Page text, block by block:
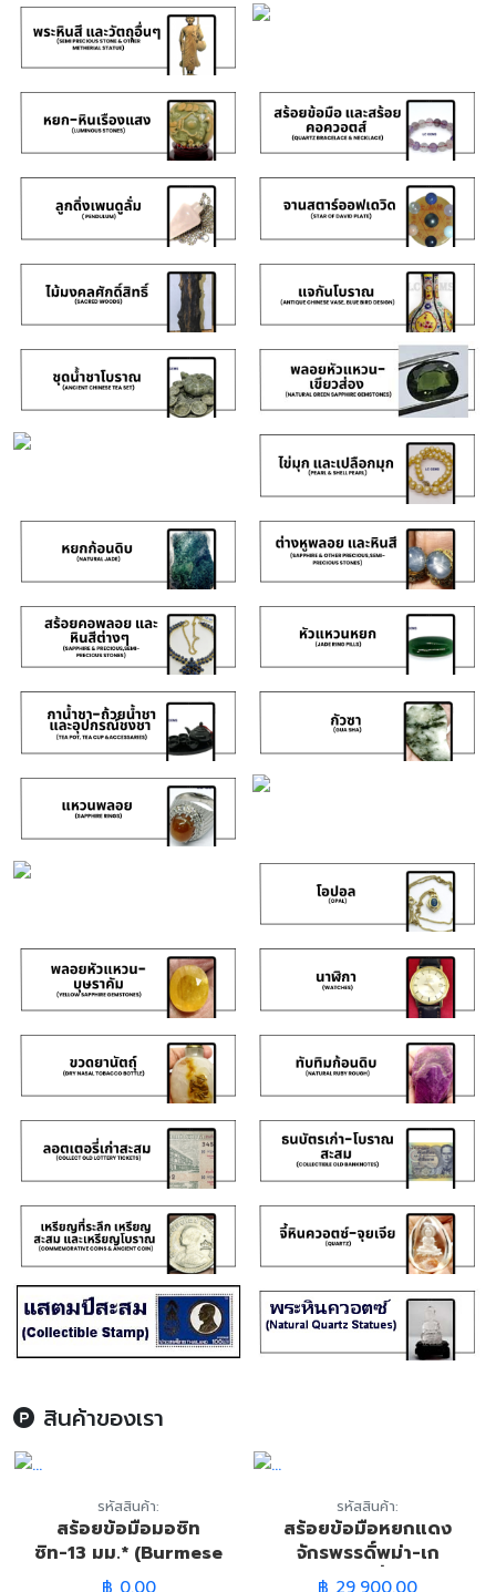
สินค้าของเรา
รหัสสินค้า:
สร้อยข้อมือมอซิท
ซิท-13 มม.* (Burmese
Natural Maw Sit Sit
฿ 0.00
รหัสสินค้า:
สร้อยข้อมือหยกแดง
จักรพรรดิ์พม่า-เก
รดท๊อปพรีเมี่ยม AAA
฿ 29,900.00